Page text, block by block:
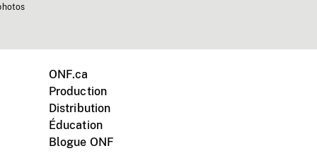
ONF.ca
Production
Distribution
Éducation
Blogue ONF